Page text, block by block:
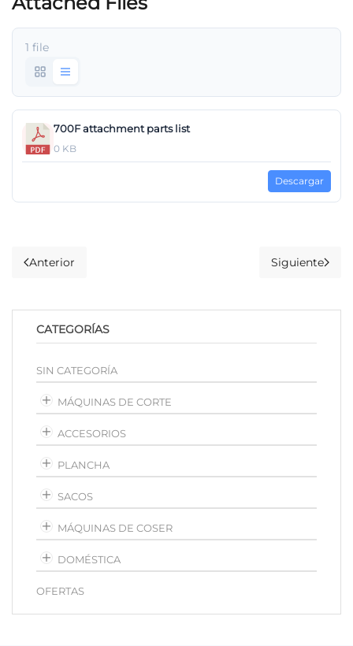
1 file
700F attachment parts list
0 KB
Descargar
Anterior Siguiente
CATEGORÍAS
SIN CATEGORÍA
MÁQUINAS DE CORTE
ACCESORIOS
PLANCHA
SACOS
MÁQUINAS DE COSER
DOMÉSTICA
OFERTAS